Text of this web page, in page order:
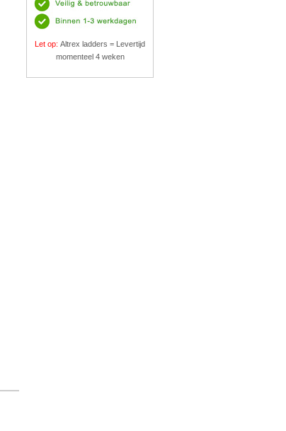
Let op: Altrex ladders = Levertijd
momenteel 4 weken